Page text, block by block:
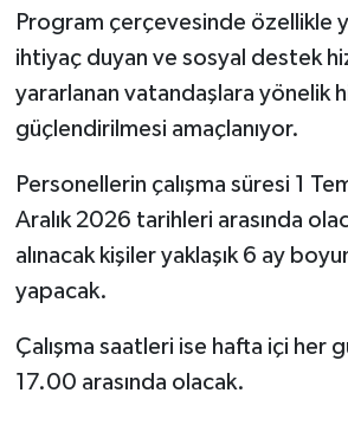
Program çerçevesinde özellikle
ihtiyaç duyan ve sosyal destek
yararlanan vatandaşlara yönelik
güçlendirilmesi amaçlanıyor.
Personellerin çalışma süresi 1
Aralık 2026 tarihleri arasında
alınacak kişiler yaklaşık 6 ay
yapacak.
Çalışma saatleri ise hafta içi her
17.00 arasında olacak.